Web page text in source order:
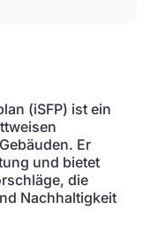
(iSFP) ist ein
Er
und bietet
die
Nachhaltigkeit